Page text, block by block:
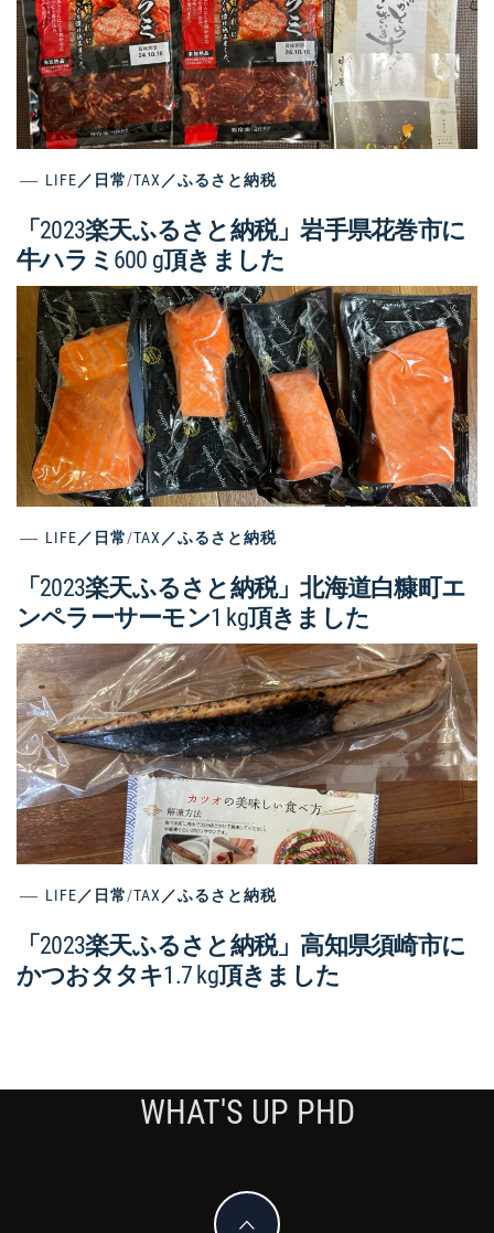
LIFE／日常/TAX／ふるさと納税
「2023楽天ふるさと納税」岩手県花巻市に
牛ハラミ600 g頂きました
LIFE／日常/TAX／ふるさと納税
「2023楽天ふるさと納税」北海道白糠町エ
ンペラーサーモン1 kg頂きました
LIFE／日常/TAX／ふるさと納税
「2023楽天ふるさと納税」高知県須崎市に
かつおタタキ1.7 kg頂きました
WHAT'S UP PHD